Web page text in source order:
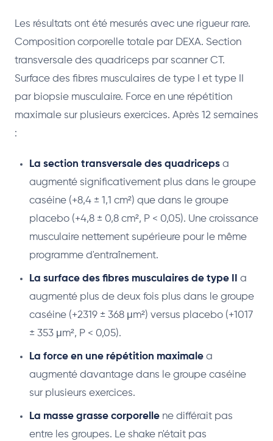
Les résultats ont été mesurés avec une rigueur rare.
Composition corporelle totale par DEXA. Section
transversale des quadriceps par scanner CT.
Surface des fibres musculaires de type I et type II
par biopsie musculaire. Force en une répétition
maximale sur plusieurs exercices. Après 12 semaines
:
La section transversale des quadriceps a
augmenté significativement plus dans le groupe
caséine (+8,4 ± 1,1 cm²) que dans le groupe
placebo (+4,8 ± 0,8 cm², P < 0,05). Une croissance
musculaire nettement supérieure pour le même
programme d'entraînement.
La surface des fibres musculaires de type II
a
augmenté plus de deux fois plus dans le groupe
caséine (+2319 ± 368 μm²) versus placebo (+1017
± 353 μm², P < 0,05).
La force en une répétition maximale a
augmenté davantage dans le groupe caséine
sur plusieurs exercices.
La masse grasse corporelle ne différait pas
entre les groupes. Le shake n'était pas